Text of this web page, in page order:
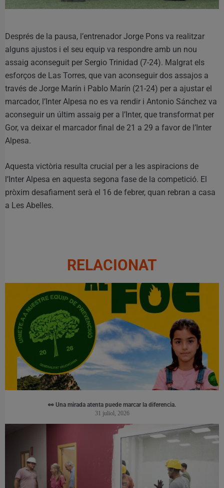
Després de la pausa, l’entrenador Jorge Pons va realitzar
alguns ajustos i el seu equip va respondre amb un nou
assaig aconseguit per Sergio Trinidad (7-24). Malgrat els
esforços de Las Torres, que van aconseguir dos assajos a
través de Jorge Marín i Pablo Marín (21-24) per a ajustar el
marcador, l’Inter Alpesa no es va rendir i Antonio Sánchez va
aconseguir un últim assaig per a l’Inter, que transformat per
Gor, va deixar el marcador final de 21 a 29 a favor de l’Inter
Alpesa.
Aquesta victòria resulta crucial per a les aspiracions de
l’Inter Alpesa en aquesta segona fase de la competició. El
pròxim desafiament serà el 16 de febrer, quan rebran a casa
a Les Abelles.
RELACIONAT
👀 Una mirada atenta puede marcar la diferencia.
31 juliol, 2026